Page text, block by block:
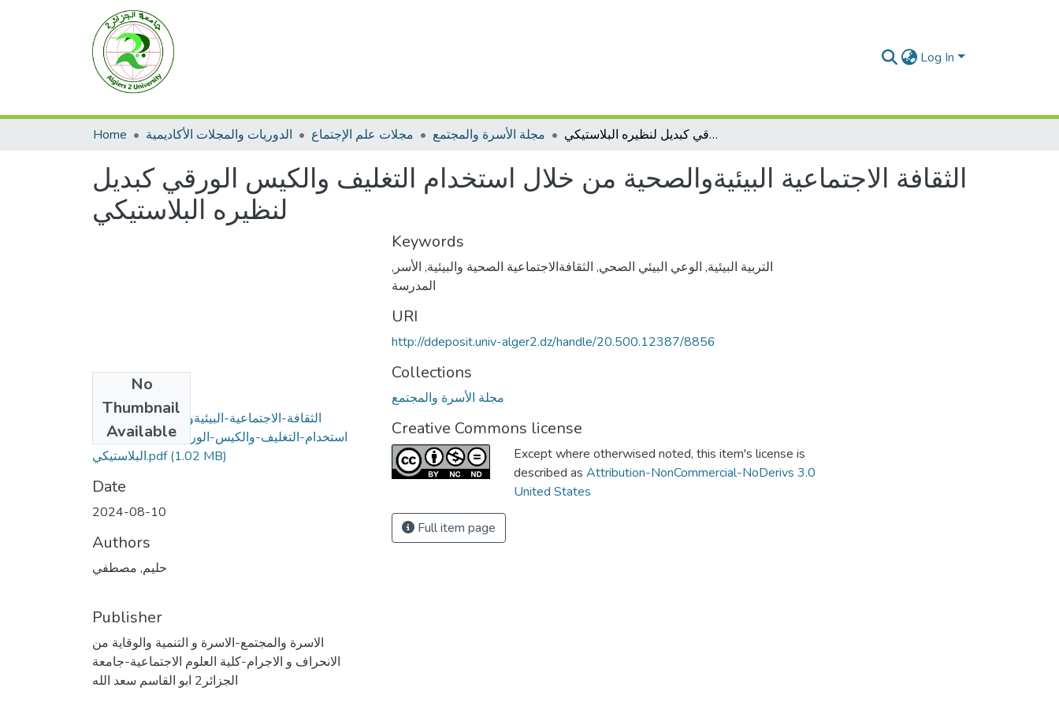
Log In
Home الدوريات والمجلات الأكاديمية مجلات علم الإجتماع مجلة الأسرة والمجتمع الثقافة الاجتماعية البيئيةوالصحية من خلال استخدام التغليف والكيس الورقي كبديل لنظيره البلاستيكي
الثقافة الاجتماعية البيئيةوالصحية من خلال استخدام التغليف والكيس الورقي كبديل
لنظيره البلاستيكي
No
Thumbnail
Available
الثقافة-الاجتماعية-البيئيةوالصحية-من-خلال-
استخدام-التغليف-والكيس-الورقي-كبديل-لنظيره-
البلاستيكي.pdf(1.02 MB)
Date
2024-08-10
Authors
حليم, مصطفي
Publisher
الاسرة والمجتمع-الاسرة و التنمية والوقاية من
الانحراف و الاجرام-كلية العلوم الاجتماعية-جامعة
الجزائر2 ابو القاسم سعد الله
Keywords
التربية البيئية, الوعي البيئي الصحي, الثقافةالاجتماعية الصحية والبيئية, الأسر ,
المدرسة
URI
http://ddeposit.univ-alger2.dz/handle/20.500.12387/8856
Collections
مجلة الأسرة والمجتمع
Creative Commons license
Except where otherwised noted, this item's license is
described as Attribution-NonCommercial-NoDerivs 3.0
United States
Full item page